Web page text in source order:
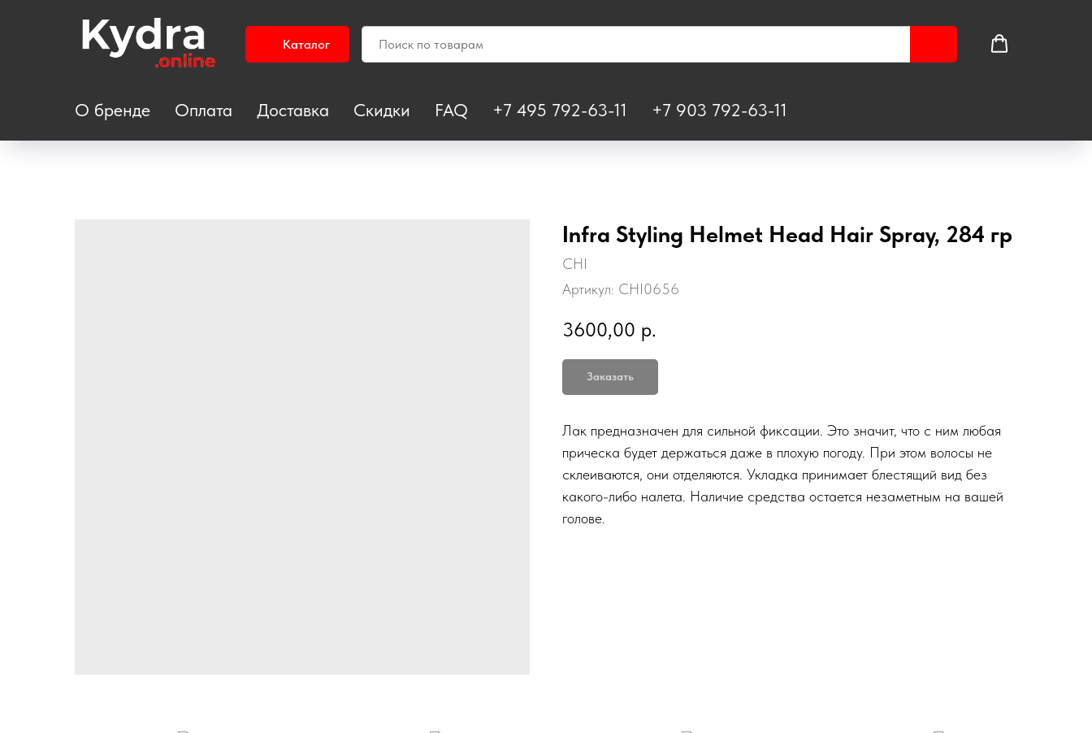
Каталог
О бренде Оплата Доставка Скидки FAQ +7 495 792-63-11 +7 903 792-63-11
Infra Styling Helmet Head Hair Spray, 284 гр
CHI
Артикул: CHI0656
3600,00 р.
Заказать
Лак предназначен для сильной фиксации. Это значит, что с ним любая
прическа будет держаться даже в плохую погоду. При этом волосы не
склеиваются, они отделяются. Укладка принимает блестящий вид без
какого-либо налета. Наличие средства остается незаметным на вашей
голове.